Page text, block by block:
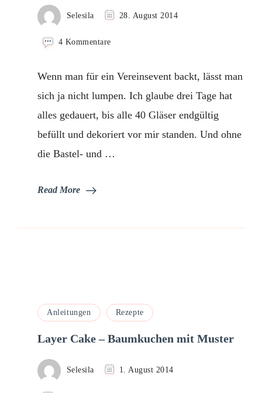
Selesila 28. August 2014
4 Kommentarezu
Glas
Karamellsoße
Wenn man für ein Vereinsevent backt, lässt man
sich ja nicht lumpen. Ich glaube drei Tage hat
alles gedauert, bis alle 40 Gläser endgültig
befüllt und dekoriert vor mir standen. Und ohne
die Bastel- und …
Read More
Anleitungen Rezepte
Layer Cake – Baumkuchen mit Muster
Selesila 1. August 2014